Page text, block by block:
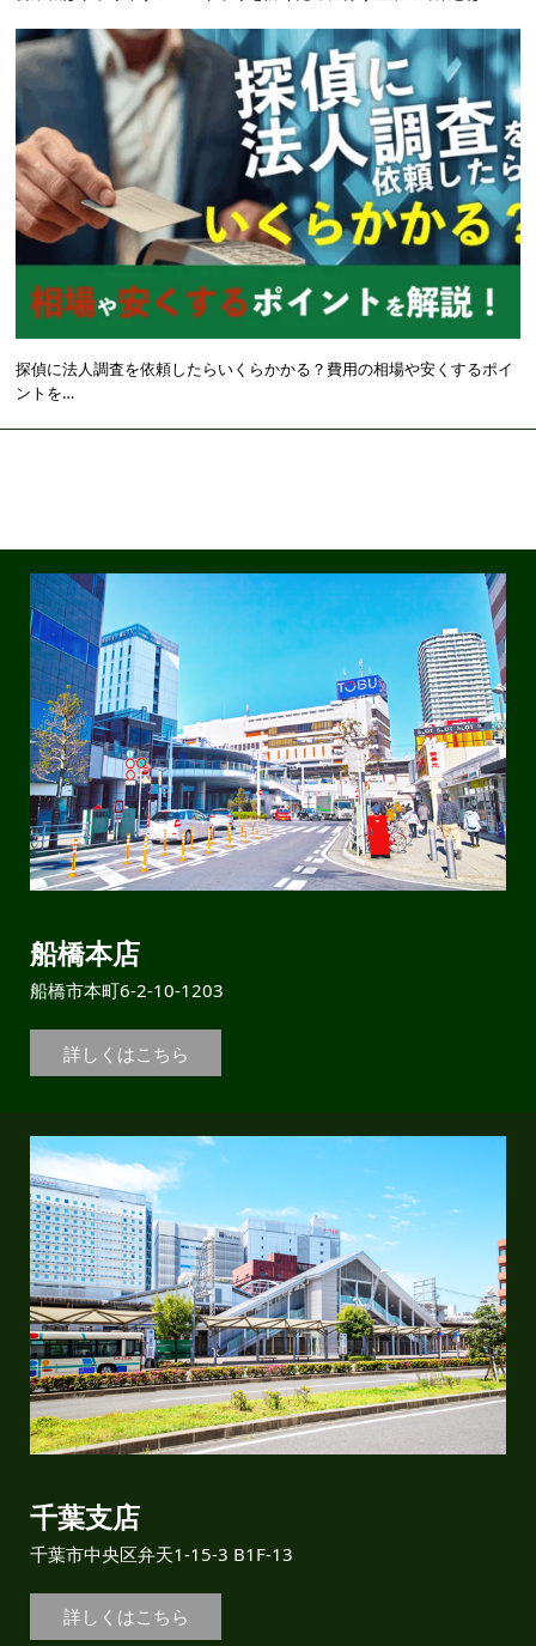
探偵に法人調査を依頼したらいくらかかる？費用の相場や安くするポイ
ントを…
船橋本店
船橋市本町6-2-10-1203
詳しくはこちら
千葉支店
千葉市中央区弁天1-15-3 B1F-13
詳しくはこちら